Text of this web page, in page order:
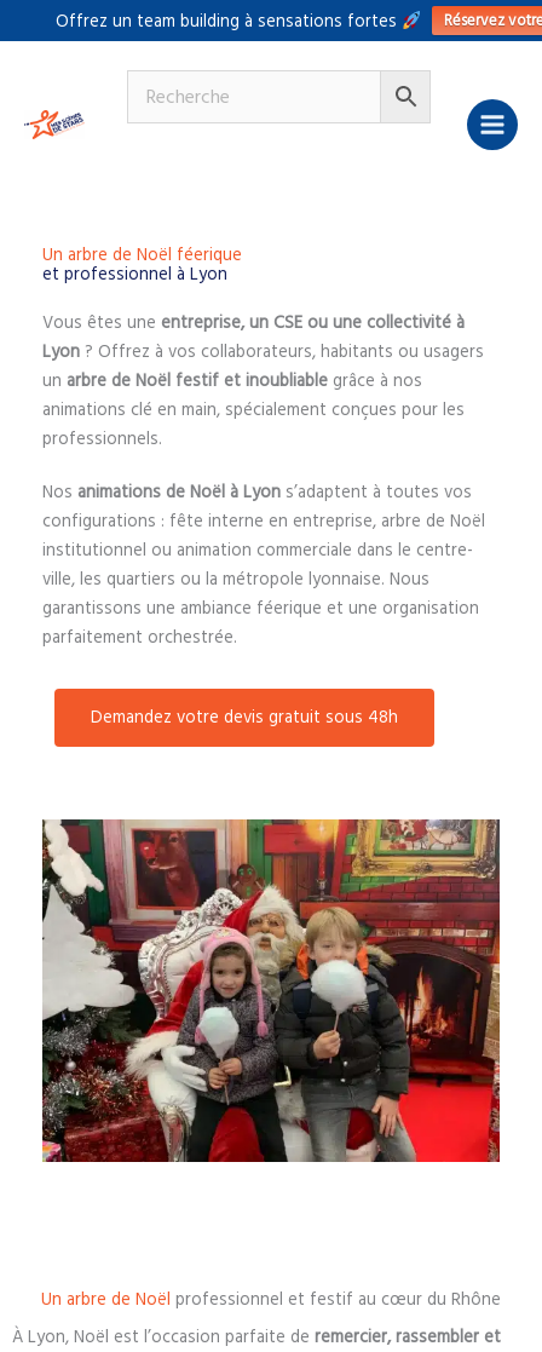
Offrez un team building à sensations fortes Réservez
au
Un arbre de Noël féerique
et professionnel à Lyon
Vous êtes une entreprise, un CSE ou une collectivité à
Lyon ? Offrez à vos collaborateurs, habitants ou usagers
un arbre de Noël festif et inoubliable grâce à nos
animations clé en main, spécialement conçues pour les
professionnels.
Nos animations de Noël à Lyon s’adaptent à toutes vos
configurations : fête interne en entreprise, arbre de Noël
institutionnel ou animation commerciale dans le centre-
ville, les quartiers ou la métropole lyonnaise. Nous
garantissons une ambiance féerique et une organisation
parfaitement orchestrée.
Demandez votre devis gratuit sous 48h
Un arbre de Noël professionnel et festif au cœur du Rhône
À Lyon, Noël est l’occasion parfaite de remercier, rassembler et